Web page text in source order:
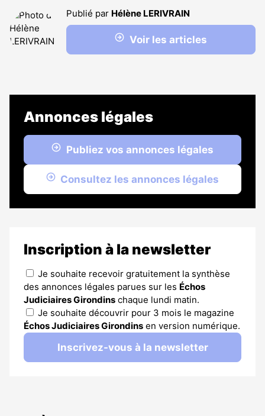
Publié par Hélène LERIVRAIN
Voir les articles
Annonces légales
Publiez vos annonces légales
Consultez les annonces légales
Inscription à la newsletter
Je souhaite recevoir gratuitement la synthèse
des annonces légales parues sur les Échos
Judiciaires Girondins chaque lundi matin.
Je souhaite découvrir pour 3 mois le magazine
Échos Judiciaires Girondins en version numérique.
Inscrivez-vous à la newsletter